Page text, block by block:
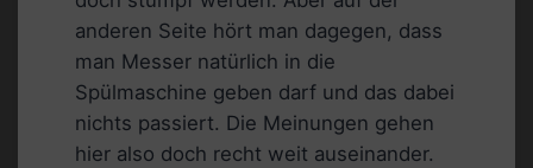
anderen Seite hört man dagegen, dass
man Messer natürlich in die
Spülmaschine geben darf und das dabei
nichts passiert. Die Meinungen gehen
hier also doch recht weit auseinander.